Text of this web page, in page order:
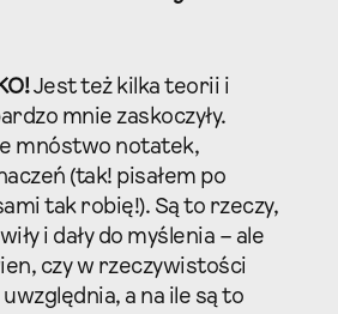
Jest też kilka teorii i
mnie zaskoczyły.
mnóstwo notatek,
(tak! pisałem po
tak robię!). Są to rzeczy,
i dały do myślenia – ale
czy w rzeczywistości
a na ile są to